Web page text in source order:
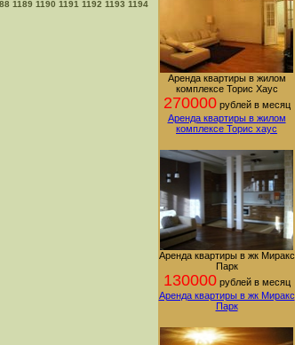
1189 1190 1191 1192 1193 1194
Аренда квартиры в жилом
комплексе Торис Хаус
270000рублей в месяц
Аренда квартиры в жилом
комплексе Торис хаус
Аренда квартиры в жк Миракс
Парк
130000рублей в месяц
Аренда квартиры в жк Миракс
Парк